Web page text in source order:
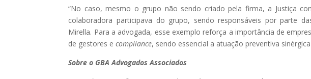
“No caso, mesmo o grupo não sendo criado pela firma, a Justiça
colaboradora participava do grupo, sendo responsáveis por parte
Mirella. Para a advogada, esse exemplo reforça a importância de
de gestores ecompliance, sendo essencial a atuação preventiva
Sobre o GBA Advogados Associados